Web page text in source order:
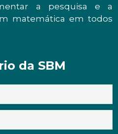
a pesquisa e a
matemática em todos
da SBM